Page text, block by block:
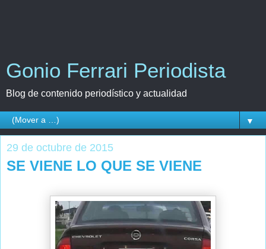
Gonio Ferrari Periodista
Blog de contenido periodístico y actualidad
▼
29 de octubre de 2015
SE VIENE LO QUE SE VIENE